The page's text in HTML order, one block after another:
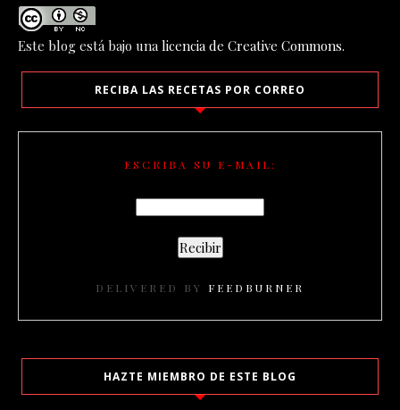
Este blog está bajo una licencia de Creative Commons.
RECIBA LAS RECETAS POR CORREO
ESCRIBA SU E-MAIL:
DELIVERED BY FEEDBURNER
HAZTE MIEMBRO DE ESTE BLOG